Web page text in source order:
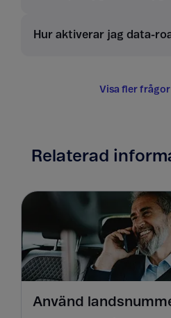
Hur aktiverar jag data-
Visa fler
Relaterad
Använd